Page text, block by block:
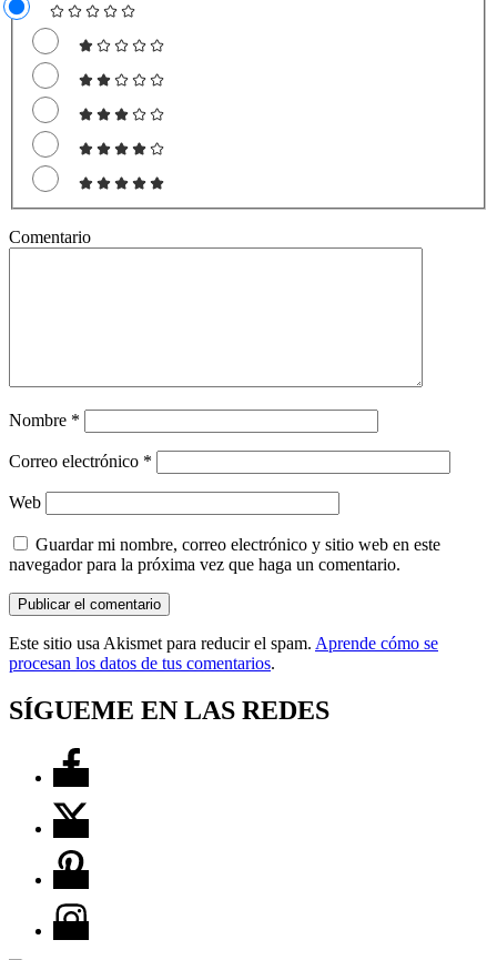
Comentario
Nombre *
Correo electrónico *
Web
Guardar mi nombre, correo electrónico y sitio web en este
navegador para la próxima vez que haga un comentario.
Este sitio usa Akismet para reducir el spam. Aprende cómo se
procesan los datos de tus comentarios.
SÍGUEME EN LAS REDES